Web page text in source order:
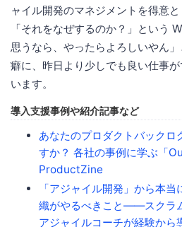
ャイル開発のマネジメントを得意と
「それをなぜするのか？」という
思うなら、やったらよろしいやん
癖に、昨日より少しでも良い仕事
います。
導入支援事例や紹介記事など
あなたのプロダクトバックロ
すか？ 各社の事例に学ぶ「
ProductZine
「アジャイル開発」から本
織がやるべきこと――スクラ
アジャイルコーチが経験か